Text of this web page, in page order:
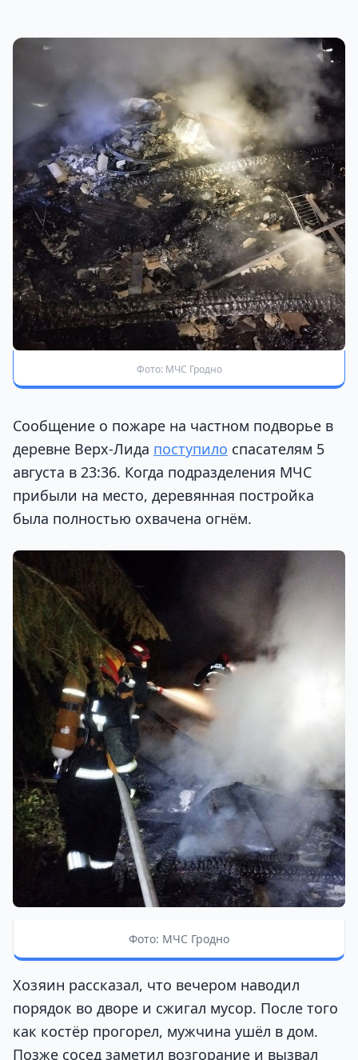
Фото: МЧС Гродно
Сообщение о пожаре на частном подворье в
деревне Верх-Лида поступило спасателям 5
августа в 23:36. Когда подразделения МЧС
прибыли на место, деревянная постройка
была полностью охвачена огнём.
Фото: МЧС Гродно
Хозяин рассказал, что вечером наводил
порядок во дворе и сжигал мусор. После того
как костёр прогорел, мужчина ушёл в дом.
Позже сосед заметил возгорание и вызвал